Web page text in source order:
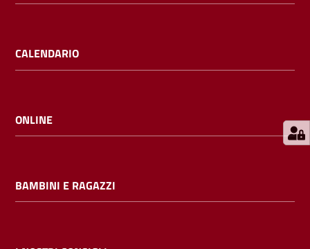
i
CALENDARIO
ONLINE
BAMBINI E RAGAZZI